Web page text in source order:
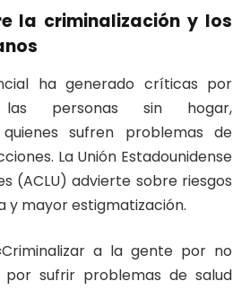
la criminalización y los
ha generado críticas por
personas sin hogar,
sufren problemas de
La Unión Estadounidense
(ACLU) advierte sobre riesgos
y mayor estigmatización.
a la gente por no
sufrir problemas de salud